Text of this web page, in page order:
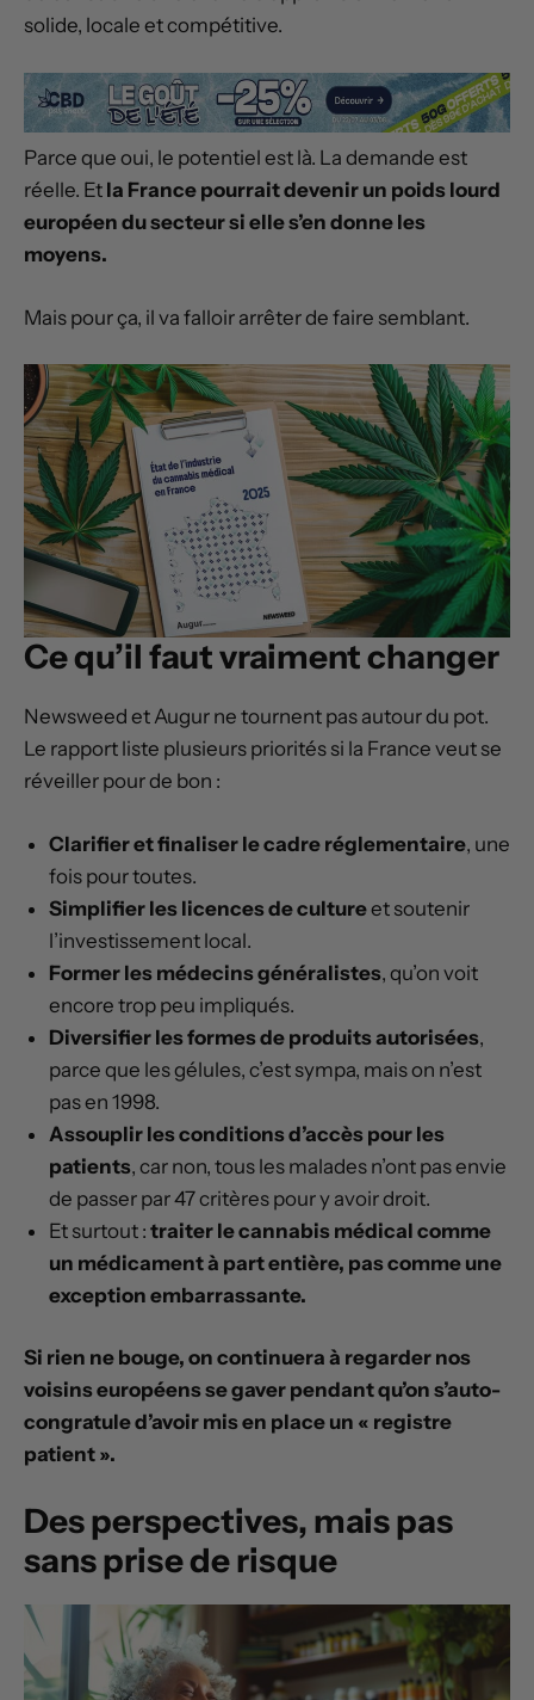
solide, locale et compétitive.
Parce que oui, le potentiel est là. La demande est
réelle. Et la France pourrait devenir un poids lourd
européen du secteur si elle s’en donne les
moyens.
Mais pour ça, il va falloir arrêter de faire semblant.
Ce qu’il faut vraiment changer
Newsweed et Augur ne tournent pas autour du pot.
Le rapport liste plusieurs priorités si la France veut se
réveiller pour de bon :
Clarifier et finaliser le cadre réglementaire, une
fois pour toutes.
Simplifier les licences de cultureet soutenir
l’investissement local.
Former les médecins généralistes, qu’on voit
encore trop peu impliqués.
Diversifier les formes de produits autorisées,
parce que les gélules, c’est sympa, mais on n’est
pas en 1998.
Assouplir les conditions d’accès pour les
patients, car non, tous les malades n’ont pas envie
de passer par 47 critères pour y avoir droit.
Et surtout : traiter le cannabis médical comme
un médicament à part entière, pas comme une
exception embarrassante.
Si rien ne bouge, on continuera à regarder nos
voisins européens se gaver pendant qu’on s’auto-
congratule d’avoir mis en place un « registre
patient ».
Des perspectives, mais pas
sans prise de risque